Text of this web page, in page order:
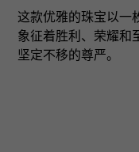
这款优雅的珠宝以一
象征着胜利、荣耀和
坚定不移的尊严。